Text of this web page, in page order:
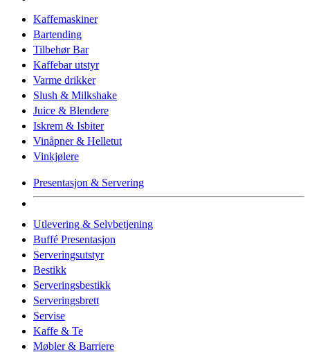
Kaffemaskiner
Bartending
Tilbehør Bar
Kaffebar utstyr
Varme drikker
Slush & Milkshake
Juice & Blendere
Iskrem & Isbiter
Vinåpner & Helletut
Vinkjølere
Presentasjon & Servering
Utlevering & Selvbetjening
Buffé Presentasjon
Serveringsutstyr
Bestikk
Serveringsbestikk
Serveringsbrett
Servise
Kaffe & Te
Møbler & Barriere